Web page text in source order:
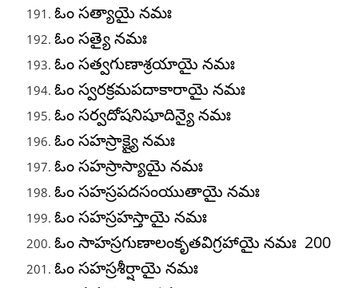
ఓం సత్యాయై నమః
ఓం సత్యై నమః
ఓం సత్వగుణాశ్రయాయై నమః
ఓం స్వరక్రమపదాకారాయై నమః
ఓం సర్వదోషనిషూదిన్యై నమః
ఓం సహస్రాక్ష్యై నమః
ఓం సహస్రాస్యాయై నమః
ఓం సహస్రపదసంయుతాయై నమః
ఓం సహస్రహస్తాయై నమః
ఓం సాహస్రగుణాలంకృతవిగ్రహాయై నమః 200
ఓం సహస్రశీర్షాయై నమః